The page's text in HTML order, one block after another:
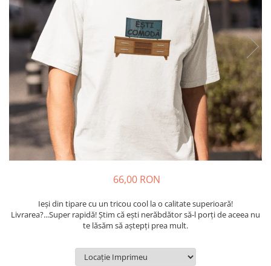
Tricouri Diverse
Tricouri Azi esti Tanar si maine...
Tricouri Motivationale
Tricouri Mamici
Tricouri Pensionari
Tricouri Animalute
Tricouri Stari
Tricouri Gameri
Tricouri Mesaje Virale
Tricouri Copii
66,00 RON
Ieși din tipare cu un tricou cool la o calitate superioară!
Livrarea?...Super rapidă! Știm că ești nerăbdător să-l porți de aceea nu
te lăsăm să aștepți prea mult.